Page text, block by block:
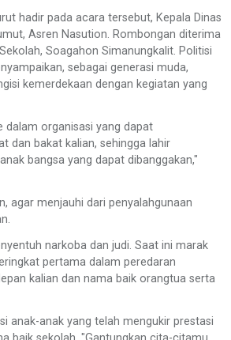
hadir pada acara tersebut, Kepala Dinas
Asren Nasution. Rombongan diterima
Soagahon Simanungkalit. Politisi
sebagai generasi muda,
kemerdekaan dengan kegiatan yang
dalam organisasi yang dapat
dan bakat kalian, sehingga lahir
bangsa yang dapat dibanggakan,"
agar menjauhi dari penyalahgunaan
narkoba dan judi. Saat ini marak
pertama dalam peredaran
kalian dan nama baik orangtua serta
anak-anak yang telah mengukir prestasi